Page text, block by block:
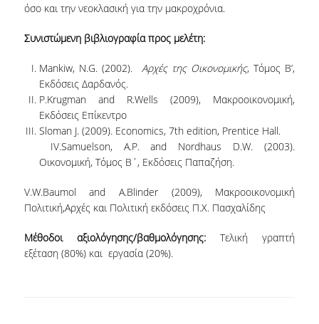
ΠΙΣΤΟΠΟΙΗΣΗ
ΑΞΙΟΛΟΓΗΣΗ
ΑΠΟ ΠΡΟΠΤΥΧΙΑΚΟΥΣ ΦΟΙΤΗΤΕΣ
ΕΚΘΕΣΕΙΣ ΕΞΩΤΕΡΙΚΗΣ
ΜΟ.ΔΙ.Π.
όσο και την νεοκλασική για την μακροχρόνια.
Συνιστώμενη βιβλιογραφία προς μελέτη:
Mankiw, Ν.G. (2002). Αρχές της Οικονομικής, Τόμος Β’,
Εκδόσεις Δαρδανός.
P.Krugman and R.Wells (2009), Μακροοικονομική,
Εκδόσεις Επίκεντρο
Sloman J. (2009). Economics, 7th edition, Prentice Hall.
IV.Samuelson, A.P. and Nordhaus D.W. (2003).
Οικονομική, Τόμος Β΄, Εκδόσεις Παπαζήση.
V.W.Baumol and A.Blinder (2009), Μακροοικονομική
Πολιτική,Αρχές και Πολιτική εκδόσεις Π.Χ. Πασχαλίδης
Μέθοδοι αξιολόγησης/βαθμολόγησης:Τελική γραπτή
εξέταση (80%) και εργασία (20%).